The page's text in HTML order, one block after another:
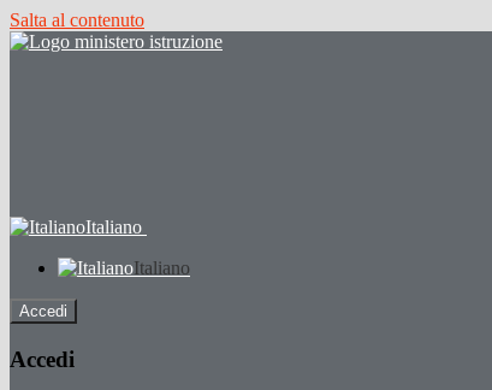
Salta al contenuto
Italiano
Italiano
Accedi
Accedi